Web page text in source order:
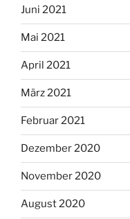
Juni 2021
Mai 2021
April 2021
März 2021
Februar 2021
Dezember 2020
November 2020
August 2020